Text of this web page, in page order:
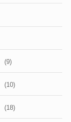
(9)
(10)
(18)